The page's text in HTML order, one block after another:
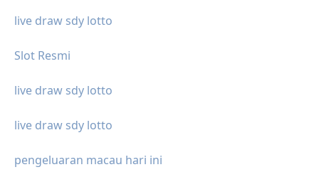
live draw sdy lotto
Slot Resmi
live draw sdy lotto
live draw sdy lotto
pengeluaran macau hari ini